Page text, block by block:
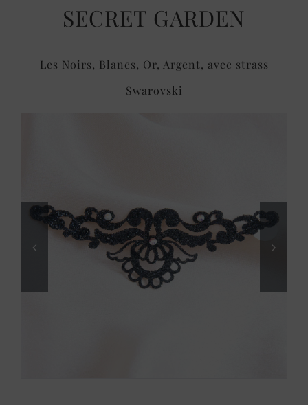
SECRET GARDEN
Les Noirs, Blancs, Or, Argent, avec strass
Swarovski